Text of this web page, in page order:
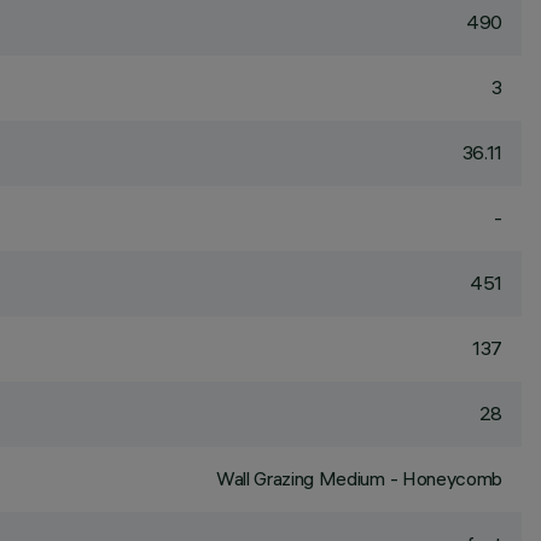
490
3
36.11
-
451
137
28
Wall Grazing Medium - Honeycomb